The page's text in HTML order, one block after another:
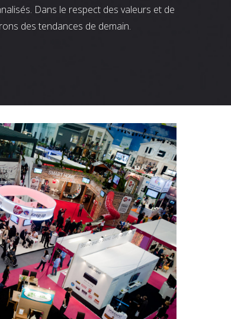
Dans le respect des valeurs et de
des tendances de demain.